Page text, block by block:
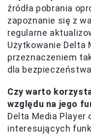
źródła pobrania
zapoznanie się z
regularne
Użytkowanie Delta
przeznaczeniem
dla
Czy warto
względu na jego
Delta Media Player
interesujących